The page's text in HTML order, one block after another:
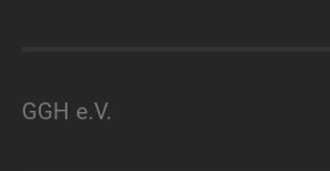
GGH e.V.